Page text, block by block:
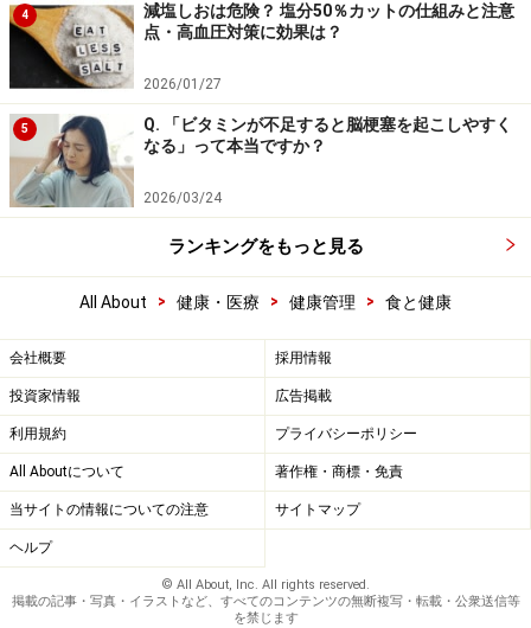
4
減塩しおは危険？ 塩分50％カットの仕組みと注意
点・高血圧対策に効果は？
2026/01/27
5
Q. 「ビタミンが不足すると脳梗塞を起こしやすく
なる」って本当ですか？
2026/03/24
ランキングをもっと見る
All About > 健康・医療 > 健康管理 > 食と健康
会社概要 採用情報
投資家情報 広告掲載
利用規約 プライバシーポリシー
All Aboutについて 著作権・商標・免責
当サイトの情報についての注意 サイトマップ
ヘルプ
© All About, Inc. All rights reserved.
掲載の記事・写真・イラストなど、すべてのコンテンツの無断複写・転載・公衆送信等
を禁じます